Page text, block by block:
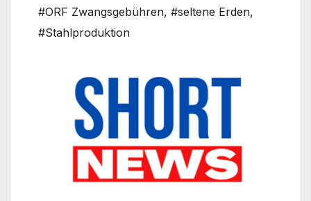
#ORF Zwangsgebühren, #seltene Erden,
#Stahlproduktion